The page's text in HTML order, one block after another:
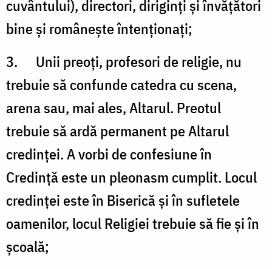
cuvântului), directori, diriginţi şi învăţători
bine şi româneşte întenţionaţi;
3. Unii preoţi, profesori de religie, nu
trebuie să confunde catedra cu scena,
arena sau, mai ales, Altarul. Preotul
trebuie să ardă permanent pe Altarul
credinţei. A vorbi de confesiune în
Credinţă este un pleonasm cumplit. Locul
credinţei este în Biserică şi în sufletele
oamenilor, locul Religiei trebuie să fie şi în
şcoală;